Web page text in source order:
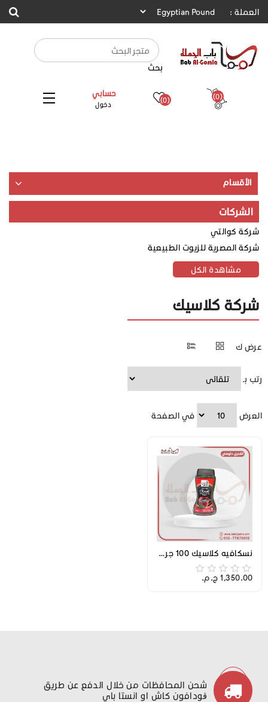
العملة :
بحث
حسابي
دخول (0) (0)
الأقسام
الشركات
شركة كوالتي
شركة المصرية للزيوت الطبيعية
مشاهدة الكل
شركة كلاسيك
عرض ك
رتب بـ
العرض في الصفحة
نسكافيه كلاسيك 100 جرام كرتونه
1,350.00 ج.م.‏
شحن المحافظات من خلال الدفع عن طريق
ڤودافون كاش او انستا باي